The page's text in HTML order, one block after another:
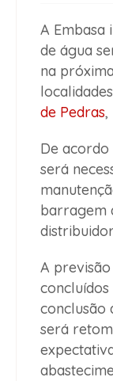
A
de água
na
de Pedras,
De
será
barragem
A
conclusão
será